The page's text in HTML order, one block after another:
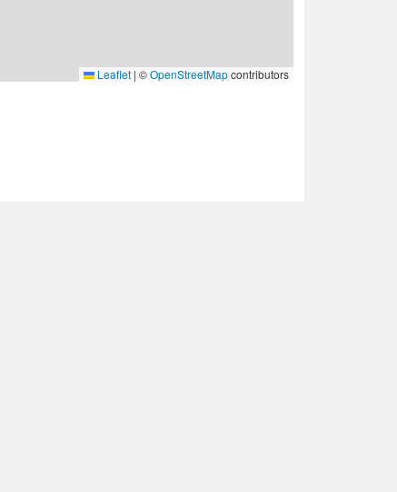
Leaflet | ©OpenStreetMapcontributors